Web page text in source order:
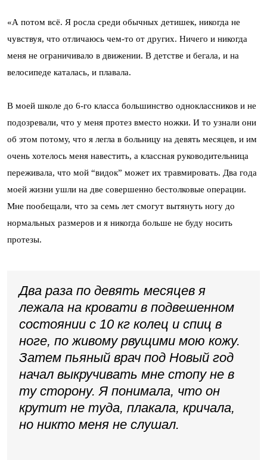
«А потом всё. Я росла среди обычных детишек, никогда не
чувствуя, что отличаюсь чем-то от других. Ничего и никогда
меня не ограничивало в движении. В детстве и бегала, и на
велосипеде каталась, и плавала.
В моей школе до 6-го класса большинство одноклассников и не
подозревали, что у меня протез вместо ножки. И то узнали они
об этом потому, что я легла в больницу на девять месяцев, и им
очень хотелось меня навестить, а классная руководительница
переживала, что мой “видок” может их травмировать. Два года
моей жизни ушли на две совершенно бестолковые операции.
Мне пообещали, что за семь лет смогут вытянуть ногу до
нормальных размеров и я никогда больше не буду носить
протезы.
Два раза по девять месяцев я
лежала на кровати в подвешенном
состоянии с 10 кг колец и спиц в
ноге, по живому рвущими мою кожу.
Затем пьяный врач под Новый год
начал выкручивать мне стопу не в
ту сторону. Я понимала, что он
крутит не туда, плакала, кричала,
но никто меня не слушал.